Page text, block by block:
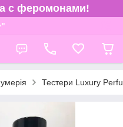
с феромонами!
Тестери Luxury